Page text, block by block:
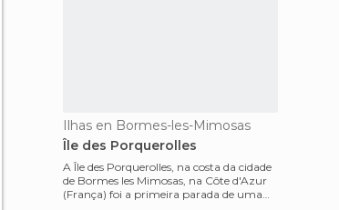
Ilhas en Bormes-les-Mimosas
Île des Porquerolles
A Île des Porquerolles, na costa da cidade
de Bormes les Mimosas, na Côte d'Azur
(França) foi a primeira parada de uma